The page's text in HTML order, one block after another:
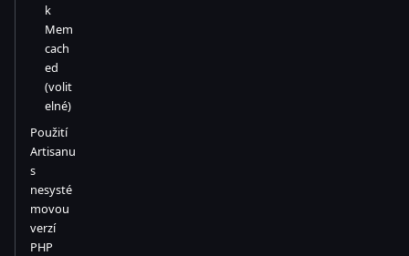
k
Mem
cach
ed
(volit
elné)
Použití
Artisanu
s
nesysté
movou
verzí
PHP